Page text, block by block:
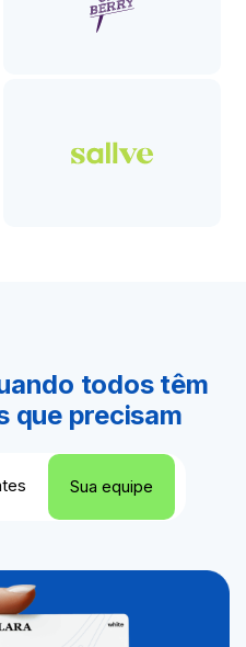
todos têm
que precisam
Sua equipe